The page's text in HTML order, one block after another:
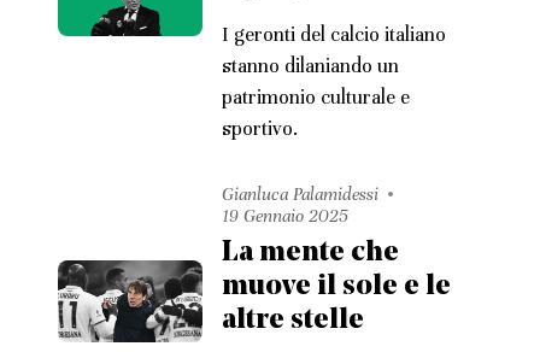
I geronti del calcio italiano
stanno dilaniando un
patrimonio culturale e
sportivo.
Gianluca Palamidessi
19 Gennaio 2025
La mente che
muove il sole e le
altre stelle